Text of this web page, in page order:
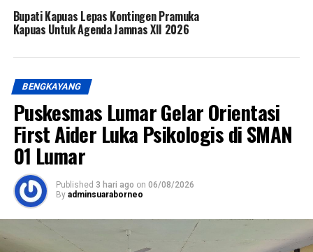
Bupati Kapuas Lepas Kontingen Pramuka
Kapuas Untuk Agenda Jamnas XII 2026
BENGKAYANG
Puskesmas Lumar Gelar Orientasi
First Aider Luka Psikologis di SMAN
01 Lumar
Published 3 hari ago on 06/08/2026
By adminsuaraborneo